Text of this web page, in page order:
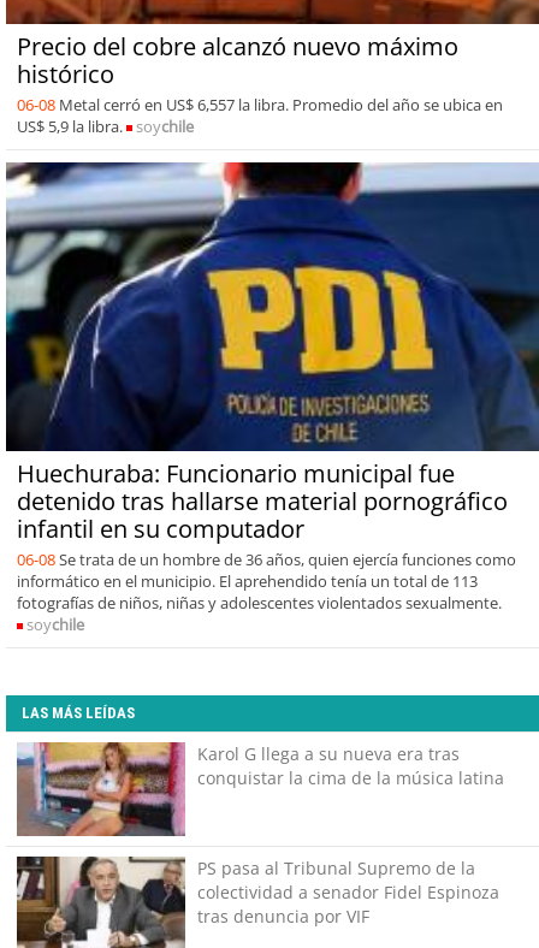
Precio del cobre alcanzó nuevo máximo
histórico
06-08 Metal cerró en US$ 6,557 la libra. Promedio del año se ubica en
US$ 5,9 la libra.
soychile
Huechuraba: Funcionario municipal fue
detenido tras hallarse material pornográfico
infantil en su computador
06-08Se trata de un hombre de 36 años, quien ejercía funciones como
informático en el municipio. El aprehendido tenía un total de 113
fotografías de niños, niñas y adolescentes violentados sexualmente.
soychile
LAS MÁS LEÍDAS
Karol G llega a su nueva era tras
conquistar la cima de la música latina
PS pasa al Tribunal Supremo de la
colectividad a senador Fidel Espinoza
tras denuncia por VIF